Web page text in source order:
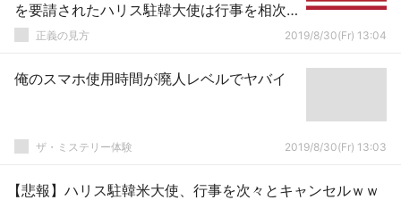
を要請されたハリス駐韓大使は行事を相次
いでキャンセル
正義の見方 2019/8/30(Fr) 13:04
俺のスマホ使用時間が廃人レベルでヤバイ
ザ・ミステリー体験 2019/8/30(Fr) 13:03
【悲報】ハリス駐韓米大使、行事を次々とキャンセルｗｗ